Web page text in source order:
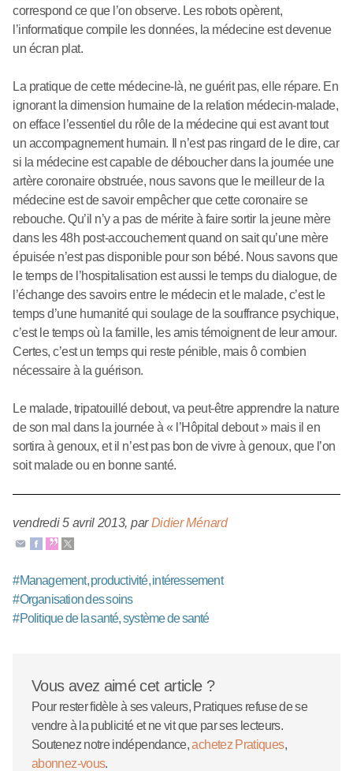
correspond ce que l’on observe. Les robots opèrent,
l’informatique compile les données, la médecine est devenue
un écran plat.
La pratique de cette médecine-là, ne guérit pas, elle répare. En
ignorant la dimension humaine de la relation médecin-malade,
on efface l’essentiel du rôle de la médecine qui est avant tout
un accompagnement humain. Il n’est pas ringard de le dire, car
si la médecine est capable de déboucher dans la journée une
artère coronaire obstruée, nous savons que le meilleur de la
médecine est de savoir empêcher que cette coronaire se
rebouche. Qu’il n’y a pas de mérite à faire sortir la jeune mère
dans les 48h post-accouchement quand on sait qu’une mère
épuisée n’est pas disponible pour son bébé. Nous savons que
le temps de l’hospitalisation est aussi le temps du dialogue, de
l’échange des savoirs entre le médecin et le malade, c’est le
temps d’une humanité qui soulage de la souffrance psychique,
c’est le temps où la famille, les amis témoignent de leur amour.
Certes, c’est un temps qui reste pénible, mais ô combien
nécessaire à la guérison.
Le malade, tripatouillé debout, va peut-être apprendre la nature
de son mal dans la journée à « l’Hôpital debout » mais il en
sortira à genoux, et il n’est pas bon de vivre à genoux, que l’on
soit malade ou en bonne santé.
vendredi 5 avril 2013, parDidier Ménard
#Management, productivité, intéressement
#Organisation des soins
#Politique de la santé, système de santé
Vous avez aimé cet article ?
Pour rester fidèle à ses valeurs, Pratiques refuse de se
vendre à la publicité et ne vit que par ses lecteurs.
Soutenez notre indépendance,achetez Pratiques,
abonnez-vous.